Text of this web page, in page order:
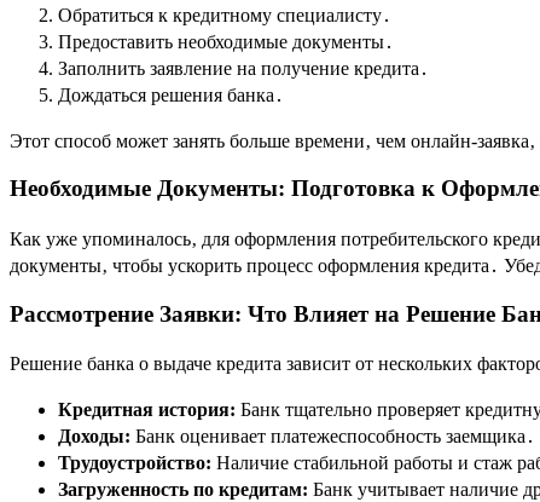
Обратиться к кредитному специалисту․
Предоставить необходимые документы․
Заполнить заявление на получение кредита․
Дождаться решения банка․
Этот способ может занять больше времени‚ чем онлайн-
Необходимые Документы: Подготовка к
Как уже упоминалось‚ для оформления потребительского
документы‚ чтобы ускорить процесс оформления кредита․
Рассмотрение Заявки: Что Влияет на Решение
Решение банка о выдаче кредита зависит от нескольких
Кредитная история: Банк тщательно проверяет
Доходы: Банк оценивает платежеспособность
Трудоустройство: Наличие стабильной работы и стаж
Загруженность по кредитам: Банк учитывает наличие